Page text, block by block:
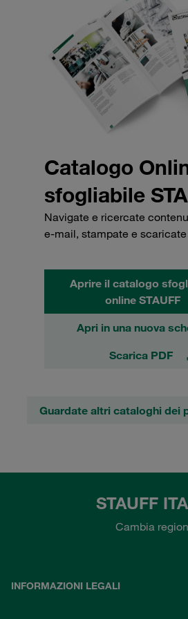
Catalogo
sfogliabile
Navigate e ricercate
e-mail, stampate e
Aprire il catalogo
online STAUFF
Apri in una nuova
Scarica PDF
Guardate altri cataloghi dei
STAUFF
Cambia
INFORMAZIONI LEGALI